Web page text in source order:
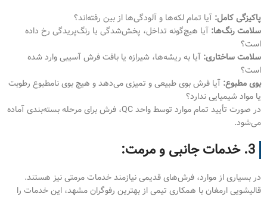
پاکیزگی کامل: آیا تمام لکه‌ها و آلودگی‌ها از بین رفته‌اند؟
سلامت رنگ‌ها: آیا هیچ‌گونه تداخل، پخش‌شدگی یا رنگ‌پریدگی رخ داده
است؟
سلامت ساختاری: آیا به ریشه‌ها، شیرازه یا بافت فرش آسیبی وارد شده
است؟
بوی مطبوع: آیا فرش بوی طبیعی و تمیزی می‌دهد و هیچ بوی نامطبوع رطوبت
یا مواد شیمیایی ندارد؟
در صورت تأیید تمام موارد توسط واحد QC، فرش برای مرحله بسته‌بندی آماده
می‌شود.
3. خدمات جانبی و مرمت:
در بسیاری از موارد، فرش‌های قدیمی نیازمند خدمات مرمتی نیز هستند.
قالیشویی ارمغان با همکاری تیمی از بهترین رفوگران مشهد، این خدمات را